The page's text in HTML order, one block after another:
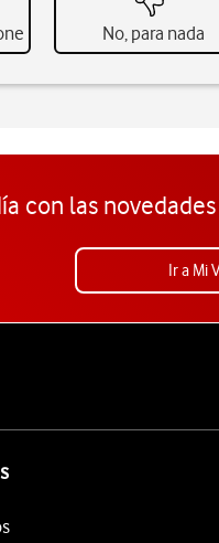
No, para nada
con las
Ir a Mi